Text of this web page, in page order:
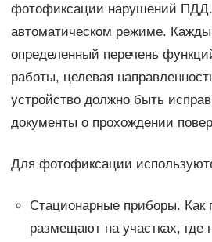
фотофиксации нарушений
автоматическом режиме.
определенный перечень
работы, целевая
устройство должно быть
документы о прохождении
Для фотофиксации
Стационарные приборы. Как
размещают на участках, где